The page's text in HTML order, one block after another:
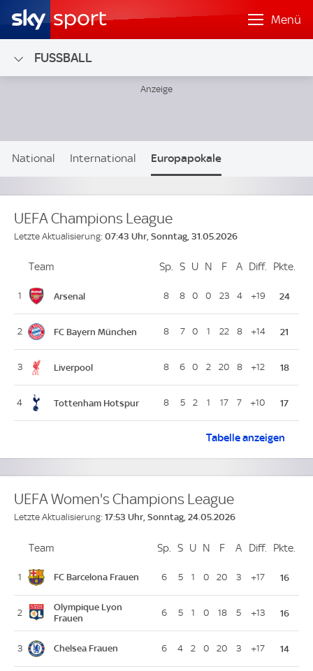
Menü
FUSSBALL
Fußball Tabellen
National International Europapokale
Nationalteams
UEFA Champions League
Letzte Aktualisierung: 07:43 Uhr, Sonntag, 31.05.2026
Platz
Team Sp. Spiele
S Siege
U Unentschieden
N Niederlagen
F Goals For
A Goals Against
Diff. Differenz
Pkte.
1 Arsenal 8 8 0 0 23 4 +19 24
2 FC Bayern München 8 7 0 1 22 8 +14 21
3 Liverpool 8 6 0 2 20 8 +12 18
4 Tottenham Hotspur 8 5 2 1 17 7 +10 17
TabelleUEFA
anzeigen
UEFA Women's Champions League
Letzte Aktualisierung: 17:53 Uhr, Sonntag, 24.05.2026
Platz
Team Sp. Spiele
S Siege
U Unentschieden
N Niederlagen
F Goals For
AGoals Against
Diff. Differenz
Pkte.
1 FC Barcelona Frauen 6 5 1 0 20 3 +17 16
2
Olympique Lyon
Frauen
6 5 1 0 18 5 +13 16
3 Chelsea Frauen 6 4 2 0 20 3 +17 14